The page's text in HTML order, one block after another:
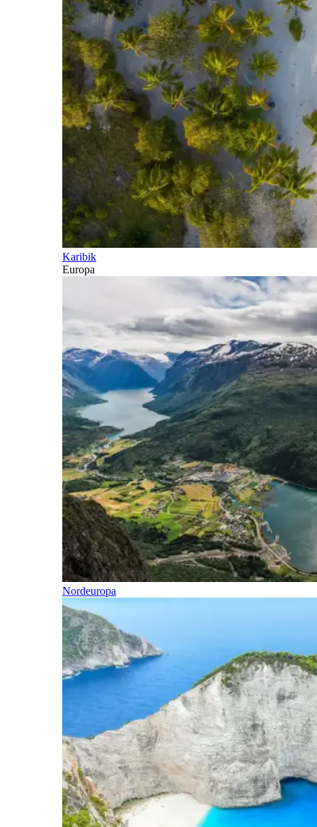
Karibik
Europa
Nordeuropa